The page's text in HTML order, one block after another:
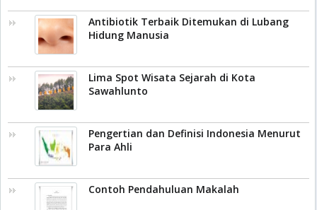
Antibiotik Terbaik Ditemukan di Lubang
Hidung Manusia
Lima Spot Wisata Sejarah di Kota
Sawahlunto
Pengertian dan Definisi Indonesia Menurut
Para Ahli
Contoh Pendahuluan Makalah